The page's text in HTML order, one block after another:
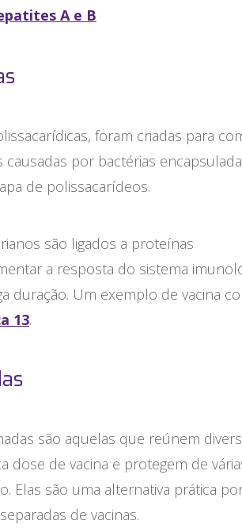
A e B
foram criadas para
por bactérias
de polissacarídeos.
são ligados a proteínas
a resposta do sistema
duração. Um exemplo de vacina
13.
são aquelas que reúnem
dose de vacina e protegem de
Elas são uma alternativa prática
de vacinas.